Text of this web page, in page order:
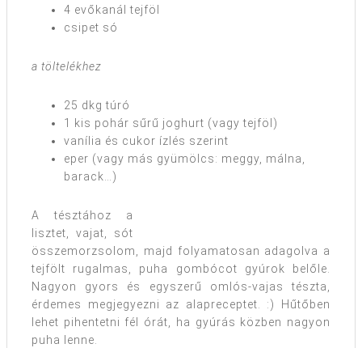
4 evőkanál tejföl
csipet só
a töltelékhez
25 dkg túró
1 kis pohár sűrű joghurt (vagy tejföl)
vanília és cukor ízlés szerint
eper (vagy más gyümölcs: meggy, málna,
barack…)
A tésztához a
lisztet, vajat, sót
összemorzsolom, majd folyamatosan adagolva a
tejfölt rugalmas, puha gombócot gyúrok belőle.
Nagyon gyors és egyszerű omlós-vajas tészta,
érdemes megjegyezni az alapreceptet. :) Hűtőben
lehet pihentetni fél órát, ha gyúrás közben nagyon
puha lenne.